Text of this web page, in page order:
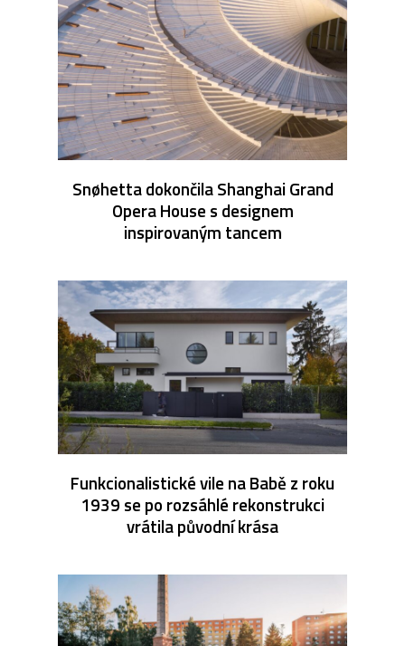
Snøhetta dokončila Shanghai Grand
Opera House s designem
inspirovaným tancem
Funkcionalistické vile na Babě z roku
1939 se po rozsáhlé rekonstrukci
vrátila původní krása